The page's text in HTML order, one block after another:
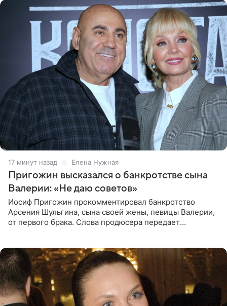
17 минут назад Елена Нужная
Пригожин высказался о банкротстве сына
Валерии: «Не даю советов»
Иосиф Пригожин прокомментировал банкротство
Арсения Шульгина, сына своей жены, певицы Валерии,
от первого брака. Слова продюсера передает